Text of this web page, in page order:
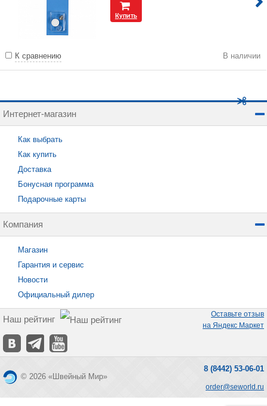
Купить
К сравнению В наличии
Интернет-магазин
Как выбрать
Как купить
Доставка
Бонусная программа
Подарочные карты
Компания
Магазин
Гарантия и сервис
Новости
Официальный дилер
Наш рейтинг
Оставьте отзыв
на Яндекс Маркет
© 2026 «Швейный Мир»
8 (8442) 53-06-01
order@seworld.ru